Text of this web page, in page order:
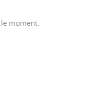
moment.